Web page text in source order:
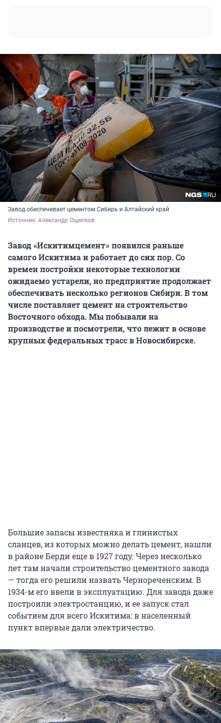
Завод обеспечивает цементом Сибирь и Алтайский край
Источник: Александр Ощепков
Завод «Искитимцемент» появился раньше
самого Искитима и работает до сих пор. Со
времен постройки некоторые технологии
ожидаемо устарели, но предприятие продолжает
обеспечивать несколько регионов Сибири. В том
числе поставляет цемент на строительство
Восточного обхода. Мы побывали на
производстве и посмотрели, что лежит в основе
крупных федеральных трасс в Новосибирске.
Большие запасы известняка и глинистых
сланцев, из которых можно делать цемент, нашли
в районе Берди еще в 1927 году. Через несколько
лет там начали строительство цементного завода
— тогда его решили назвать Чернореченским. В
1934-м его ввели в эксплуатацию. Для завода даже
построили электростанцию, и ее запуск стал
событием для всего Искитима: в населенный
пункт впервые дали электричество.